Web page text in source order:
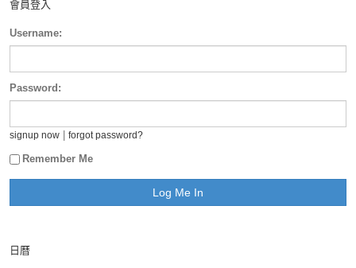
會員登入
Username:
Password:
signup now forgot password?
Remember Me
日曆